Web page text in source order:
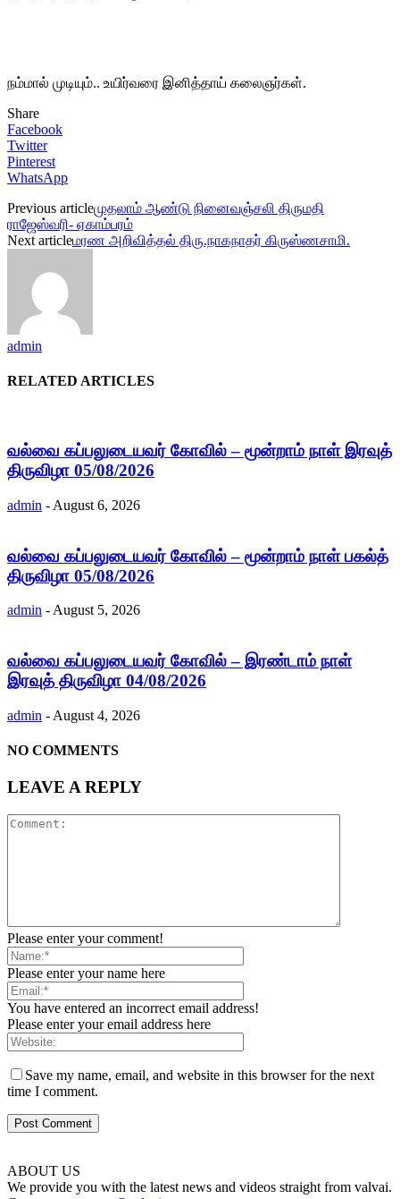
நம்மால் முடியும்.. உயிர்வரை இனித்தாய் கலைஞர்கள்.
Share
Facebook
Twitter
Pinterest
WhatsApp
Previous articleமுதலாம் ஆண்டு நினைவஞ்சலி திருமதி
ராஜேஸ்வரி- ஏகாம்பரம்
Next articleமரண அறிவித்தல் திரு.நாகநாதர் கிருஸ்ணசாமி.
admin
RELATED ARTICLES
வல்வை கப்பலுடையவர் கோவில் – மூன்றாம் நாள் இரவுத்
திருவிழா 05/08/2026
admin - August 6, 2026
வல்வை கப்பலுடையவர் கோவில் – மூன்றாம் நாள் பகல்த்
திருவிழா 05/08/2026
admin - August 5, 2026
வல்வை கப்பலுடையவர் கோவில் – இரண்டாம் நாள்
இரவுத் திருவிழா 04/08/2026
admin - August 4, 2026
NO COMMENTS
LEAVE A REPLY
Please enter your comment!
Please enter your name here
You have entered an incorrect email address!
Please enter your email address here
Save my name, email, and website in this browser for the next
time I comment.
ABOUT US
We provide you with the latest news and videos straight from valvai.